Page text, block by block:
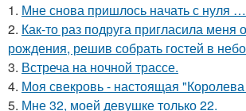
1. Мне снова пришлось начать с нуля
2. Как-то раз подруга пригласила меня
рождения, решив собрать гостей в
3. Встреча на ночной трассе.
4. Моя свекровь - настоящая
5. Мне 32, моей девушке только 22.